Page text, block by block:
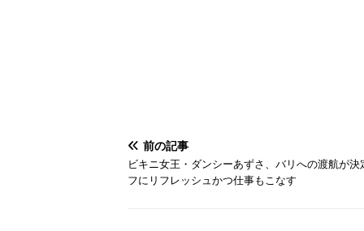
前の記事
ビキニ女王・ダンシーあずさ、バリへの渡航が
フにリフレッシュかつ仕事もこなす